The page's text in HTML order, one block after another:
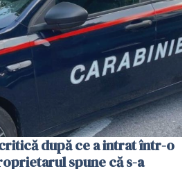
după ce a intrat într-o
spune că s-a